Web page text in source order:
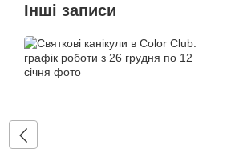
Інші записи